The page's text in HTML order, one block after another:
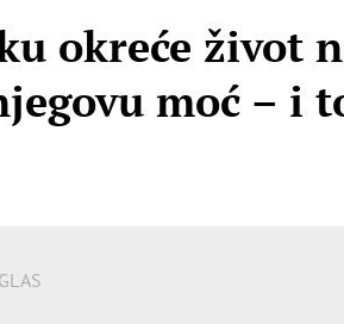
okreće život
moć – i